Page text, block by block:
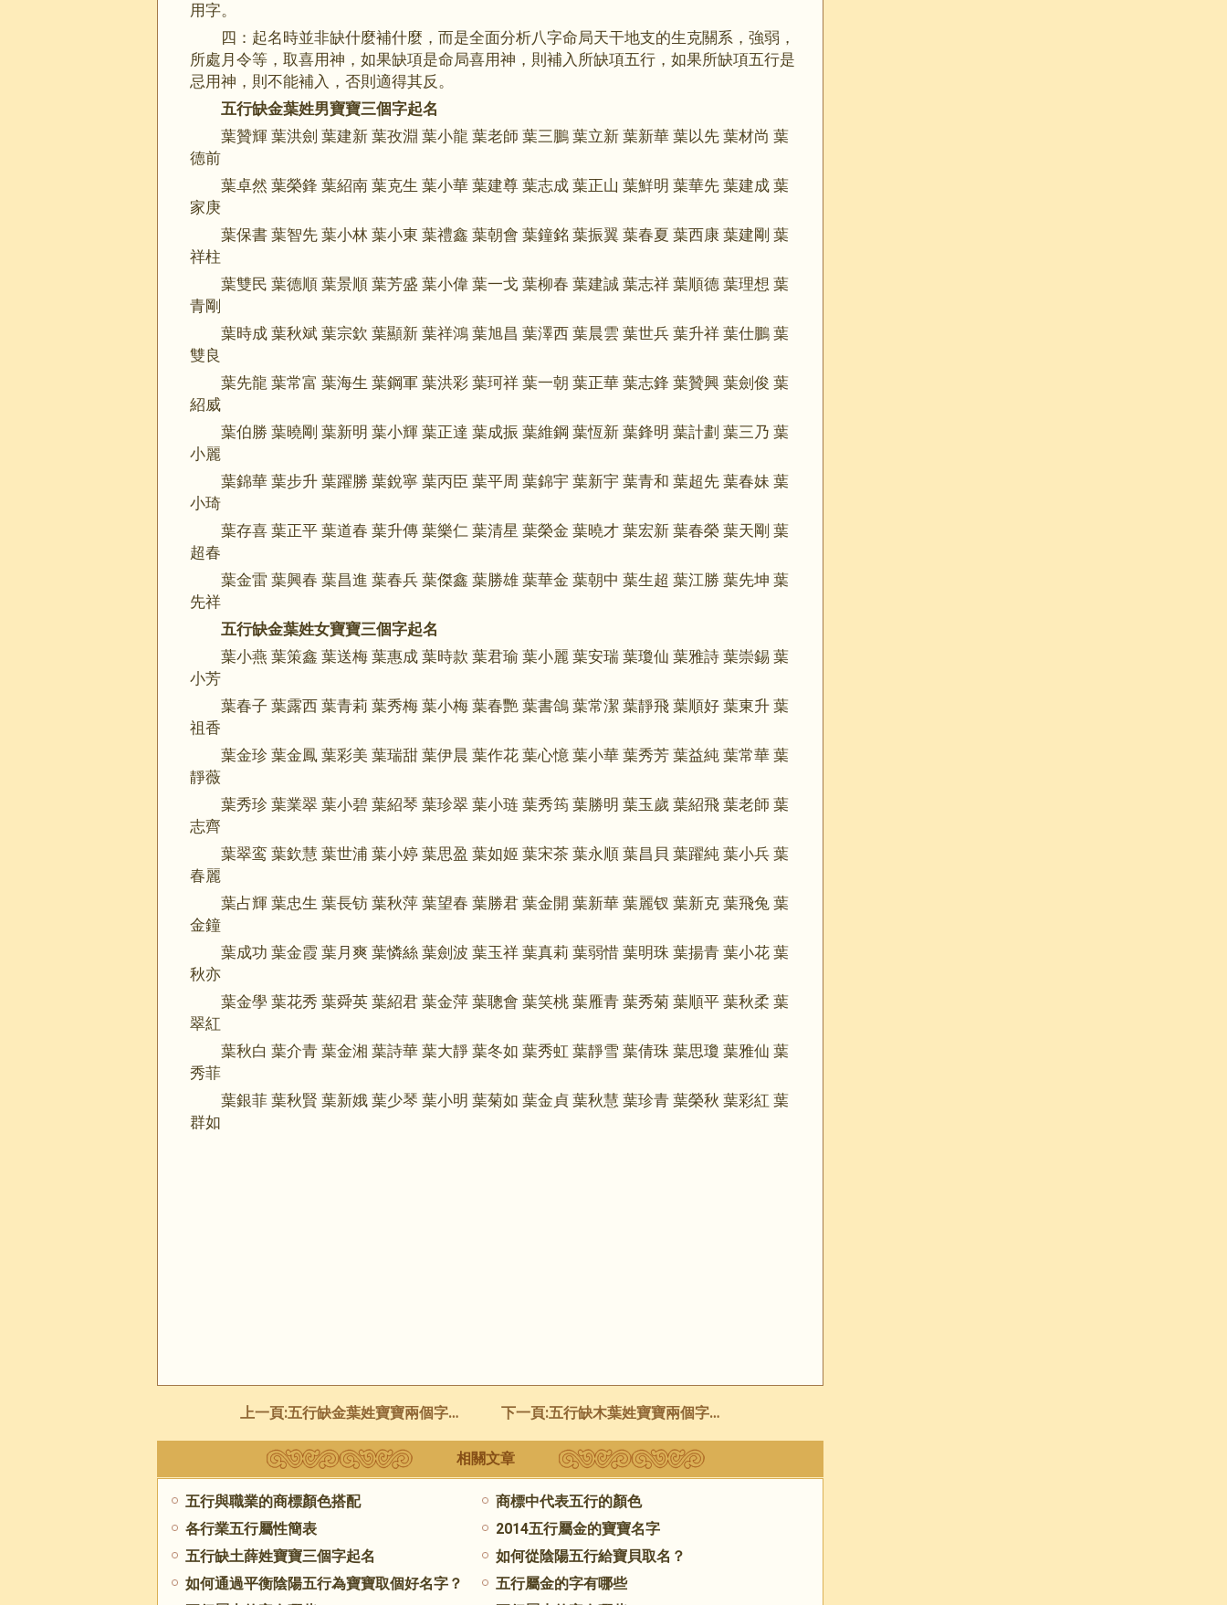
用字。
四：起名時並非缺什麼補什麼，而是全面分析八字命局天干地支的生克關系，強弱，
所處月令等，取喜用神，如果缺項是命局喜用神，則補入所缺項五行，如果所缺項五行是
忌用神，則不能補入，否則適得其反。
五行缺金葉姓男寶寶三個字起名
葉贊輝 葉洪劍 葉建新 葉孜淵 葉小龍 葉老師 葉三鵬 葉立新 葉新華 葉以先 葉材尚 葉
德前
葉卓然 葉榮鋒 葉紹南 葉克生 葉小華 葉建尊 葉志成 葉正山 葉鮮明 葉華先 葉建成 葉
家庚
葉保書 葉智先 葉小林 葉小東 葉禮鑫 葉朝會 葉鐘銘 葉振翼 葉春夏 葉西康 葉建剛 葉
祥柱
葉雙民 葉德順 葉景順 葉芳盛 葉小偉 葉一戈 葉柳春 葉建誠 葉志祥 葉順德 葉理想 葉
青剛
葉時成 葉秋斌 葉宗欽 葉顯新 葉祥鴻 葉旭昌 葉澤西 葉晨雲 葉世兵 葉升祥 葉仕鵬 葉
雙良
葉先龍 葉常富 葉海生 葉鋼軍 葉洪彩 葉珂祥 葉一朝 葉正華 葉志鋒 葉贊興 葉劍俊 葉
紹威
葉伯勝 葉曉剛 葉新明 葉小輝 葉正達 葉成振 葉維鋼 葉恆新 葉鋒明 葉計劃 葉三乃 葉
小麗
葉錦華 葉步升 葉躍勝 葉銳寧 葉丙臣 葉平周 葉錦宇 葉新宇 葉青和 葉超先 葉春妹 葉
小琦
葉存喜 葉正平 葉道春 葉升傳 葉樂仁 葉清星 葉榮金 葉曉才 葉宏新 葉春榮 葉天剛 葉
超春
葉金雷 葉興春 葉昌進 葉春兵 葉傑鑫 葉勝雄 葉華金 葉朝中 葉生超 葉江勝 葉先坤 葉
先祥
五行缺金葉姓女寶寶三個字起名
葉小燕 葉策鑫 葉送梅 葉惠成 葉時款 葉君瑜 葉小麗 葉安瑞 葉瓊仙 葉雅詩 葉崇錫 葉
小芳
葉春子 葉露西 葉青莉 葉秀梅 葉小梅 葉春艷 葉書鴿 葉常潔 葉靜飛 葉順好 葉東升 葉
祖香
葉金珍 葉金鳳 葉彩美 葉瑞甜 葉伊晨 葉作花 葉心憶 葉小華 葉秀芳 葉益純 葉常華 葉
靜薇
葉秀珍 葉業翠 葉小碧 葉紹琴 葉珍翠 葉小琏 葉秀筠 葉勝明 葉玉歲 葉紹飛 葉老師 葉
志齊
葉翠鸾 葉欽慧 葉世浦 葉小婷 葉思盈 葉如姬 葉宋茶 葉永順 葉昌貝 葉躍純 葉小兵 葉
春麗
葉占輝 葉忠生 葉長钫 葉秋萍 葉望春 葉勝君 葉金開 葉新華 葉麗钗 葉新克 葉飛兔 葉
金鐘
葉成功 葉金霞 葉月爽 葉憐絲 葉劍波 葉玉祥 葉真莉 葉弱惜 葉明珠 葉揚青 葉小花 葉
秋亦
葉金學 葉花秀 葉舜英 葉紹君 葉金萍 葉聰會 葉笑桃 葉雁青 葉秀菊 葉順平 葉秋柔 葉
翠紅
葉秋白 葉介青 葉金湘 葉詩華 葉大靜 葉冬如 葉秀虹 葉靜雪 葉倩珠 葉思瓊 葉雅仙 葉
秀菲
葉銀菲 葉秋賢 葉新娥 葉少琴 葉小明 葉菊如 葉金貞 葉秋慧 葉珍青 葉榮秋 葉彩紅 葉
群如
上一頁:五行缺金葉姓寶寶兩個字起名 下一頁:五行缺木葉姓寶寶兩個字起名
相關文章
五行與職業的商標顏色搭配
商標中代表五行的顏色
各行業五行屬性簡表
2014五行屬金的寶寶名字
五行缺土薛姓寶寶三個字起名
如何從陰陽五行給寶貝取名？
如何通過平衡陰陽五行為寶寶取個好名字？
五行屬金的字有哪些